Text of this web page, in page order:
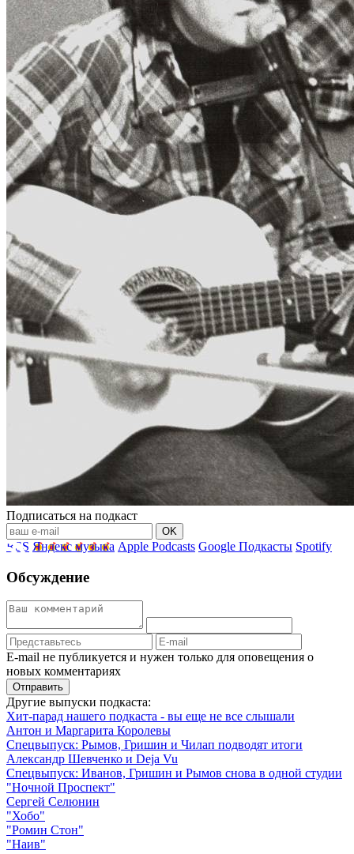
Подписаться на подкаст
OK
RSS Яндекс музыка Apple Podcasts Google Подкасты Spotify
Обсуждение
E-mail не публикуется и нужен только для оповещения о
новых комментариях
Отправить
Другие выпуски подкаста:
Хит-парад нашего подкаста - вы еще не все слышали
Антон и Маргарита Королевы
Спецвыпуск: Рымов, Гришин и Чилап подводят итоги
Александр Шевченко и Deja Vu
Спецвыпуск: Иванов, Гришин и Рымов снова в одной студии
"Ночной Проспект"
Сергей Селюнин
"Хобо"
"Ромин Стон"
"Наив"